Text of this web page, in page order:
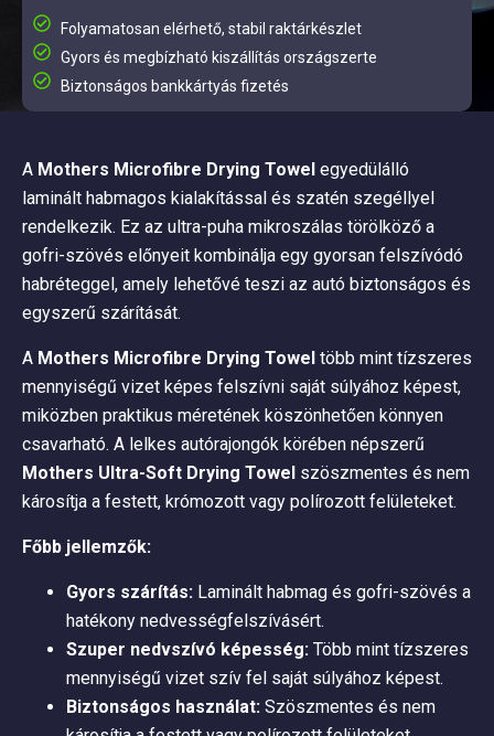
Folyamatosan elérhető, stabil raktárkészlet
Gyors és megbízható kiszállítás országszerte
Biztonságos bankkártyás fizetés
A Mothers Microfibre Drying Towel egyedülálló
laminált habmagos kialakítással és szatén szegéllyel
rendelkezik. Ez az ultra-puha mikroszálas törölköző a
gofri-szövés előnyeit kombinálja egy gyorsan felszívódó
habréteggel, amely lehetővé teszi az autó biztonságos és
egyszerű szárítását.
A Mothers Microfibre Drying Towel több mint tízszeres
mennyiségű vizet képes felszívni saját súlyához képest,
miközben praktikus méretének köszönhetően könnyen
csavarható. A lelkes autórajongók körében népszerű
Mothers Ultra-Soft Drying Towel szöszmentes és nem
károsítja a festett, krómozott vagy polírozott felületeket.
Főbb jellemzők:
Gyors szárítás: Laminált habmag és gofri-szövés a
hatékony nedvességfelszívásért.
Szuper nedvszívó képesség: Több mint tízszeres
mennyiségű vizet szív fel saját súlyához képest.
Biztonságos használat: Szöszmentes és nem